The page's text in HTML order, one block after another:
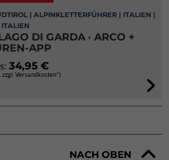
| ALPINKLETTERFÜHRER | ITALIEN |
ITALIEN
DI GARDA · ARCO +
APP
34,95 €
zzgl. Versandkosten*)
NACH OBEN